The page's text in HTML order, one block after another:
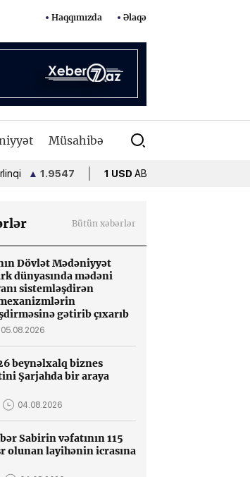
Haqqımızda Əlaqə
Müsahibə
1 USD ABŞ dolları
Bütün xəbərlər
Dövlət Mədəniyyət
dünyasında mədəni
sistemləşdirən
gətirib çıxarıb
05.08.2026
beynəlxalq biznes
Şarjahda bir araya
04.08.2026
Sabirin vəfatının 115
olunan layihənin icrasına